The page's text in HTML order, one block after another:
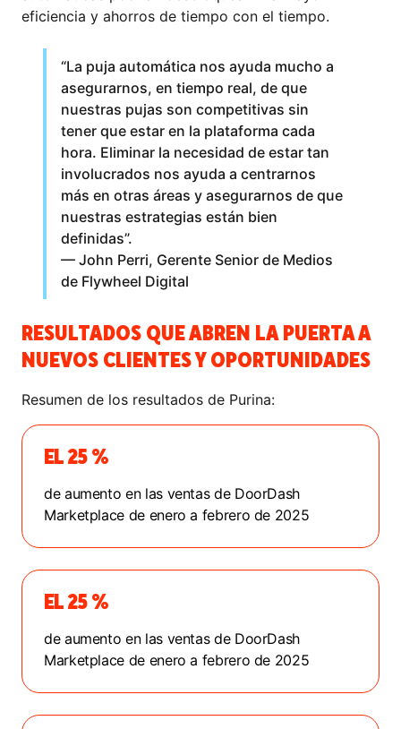
eficiencia y ahorros de tiempo con el tiempo.
“La puja automática nos ayuda mucho a
asegurarnos, en tiempo real, de que
nuestras pujas son competitivas sin
tener que estar en la plataforma cada
hora. Eliminar la necesidad de estar tan
involucrados nos ayuda a centrarnos
más en otras áreas y asegurarnos de que
nuestras estrategias están bien
definidas”.
— John Perri, Gerente Senior de Medios
de Flywheel Digital
RESULTADOS QUE ABREN LA PUERTA A
NUEVOS CLIENTES Y OPORTUNIDADES
Resumen de los resultados de Purina:
EL 25 %
de aumento en las ventas de DoorDash
Marketplace de enero a febrero de 2025
EL 25 %
de aumento en las ventas de DoorDash
Marketplace de enero a febrero de 2025